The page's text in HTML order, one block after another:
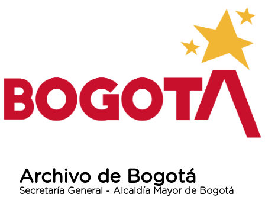
Archivo de Bogotá
Secretaría General - Alcaldía Mayor de Bogotá